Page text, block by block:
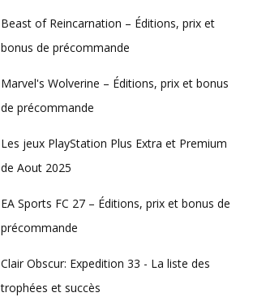
Beast of Reincarnation – Éditions, prix et
bonus de précommande
Marvel's Wolverine – Éditions, prix et bonus
de précommande
Les jeux PlayStation Plus Extra et Premium
de Aout 2025
EA Sports FC 27 – Éditions, prix et bonus de
précommande
Clair Obscur: Expedition 33 - La liste des
trophées et succès